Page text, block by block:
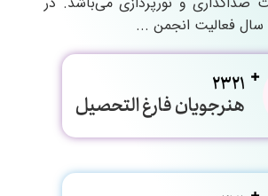
2321
هنرجویان فارغ التحصیل